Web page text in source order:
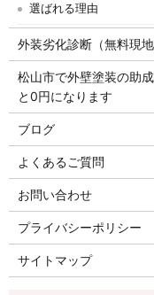
選ばれる理由
外装劣化診断（無料現地
松山市で外壁塗装の助
と0円になります
ブログ
よくあるご質問
お問い合わせ
プライバシーポリシー
サイトマップ